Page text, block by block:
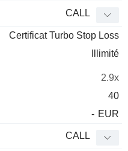
CALL
Certificat Turbo Stop Loss
Illimité
2.9x
40
- EUR
CALL